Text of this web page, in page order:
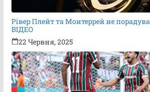
Рівер Плейт та Монтеррей не
ВІДЕО
22 Червня, 2025